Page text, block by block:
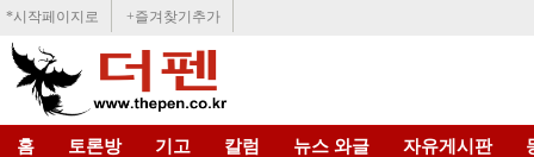
*시작페이지로 +즐겨찾기추가
홈 토론방 기고 칼럼 뉴스 와글 자유게시판